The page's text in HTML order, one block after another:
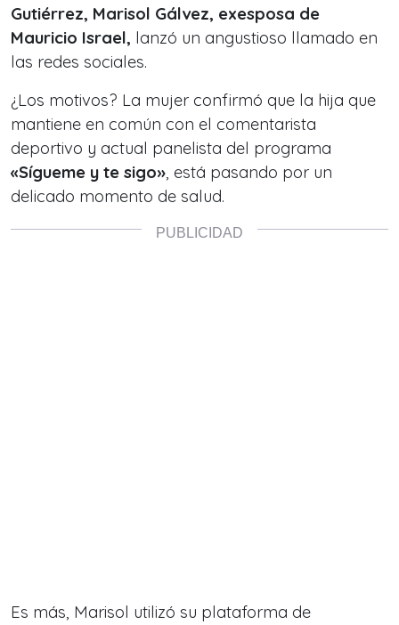
Gutiérrez, Marisol Gálvez, exesposa de
Mauricio Israel, lanzó un angustioso llamado en
las redes sociales.
¿Los motivos? La mujer confirmó que la hija que
mantiene en común con el comentarista
deportivo y actual panelista del programa
«Sígueme y te sigo», está pasando por un
delicado momento de salud.
Es más, Marisol utilizó su plataforma de